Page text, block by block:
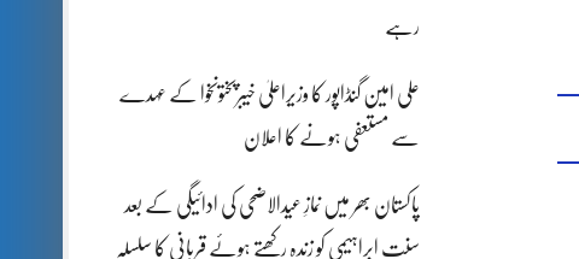
رہے
علی امین گنڈاپور کا وزیراعلیٰ خیبرپختونخوا کے عہدے
سے مستعفی ہونے کا اعلان
پاکستان بھر میں نمازِ عیدالاضحی کی ادائیگی کے بعد
سنتِ ابراہیمی کو زندہ رکھتے ہوئے قربانی کا سلسلہ